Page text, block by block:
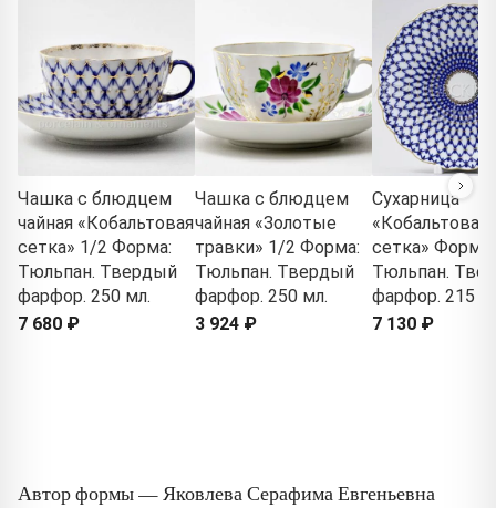
Чашка с блюдцем
чайная «Кобальтовая
сетка» 1/2 Форма:
Тюльпан. Твердый
фарфор. 250 мл.
7 680 ₽
Чашка с блюдцем
чайная «Золотые
травки» 1/2 Форма:
Тюльпан. Твердый
фарфор. 250 мл.
3 924 ₽
Сухарница
«Кобальтовая
сетка» Форма:
Тюльпан.
фарфор. 215
7 130 ₽
Автор формы — Яковлева Серафима Евгеньевна